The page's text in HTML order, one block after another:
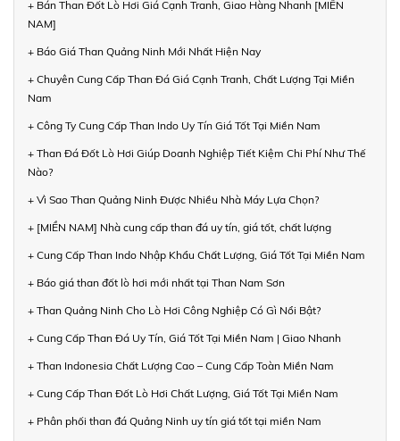
+ Bán Than Đốt Lò Hơi Giá Cạnh Tranh, Giao Hàng Nhanh [MIỀN
NAM]
+ Báo Giá Than Quảng Ninh Mới Nhất Hiện Nay
+ Chuyên Cung Cấp Than Đá Giá Cạnh Tranh, Chất Lượng Tại Miền
Nam
+ Công Ty Cung Cấp Than Indo Uy Tín Giá Tốt Tại Miền Nam
+ Than Đá Đốt Lò Hơi Giúp Doanh Nghiệp Tiết Kiệm Chi Phí Như Thế
Nào?
+ Vì Sao Than Quảng Ninh Được Nhiều Nhà Máy Lựa Chọn?
+ [MIỀN NAM] Nhà cung cấp than đá uy tín, giá tốt, chất lượng
+ Cung Cấp Than Indo Nhập Khẩu Chất Lượng, Giá Tốt Tại Miền Nam
+ Báo giá than đốt lò hơi mới nhất tại Than Nam Sơn
+ Than Quảng Ninh Cho Lò Hơi Công Nghiệp Có Gì Nổi Bật?
+ Cung Cấp Than Đá Uy Tín, Giá Tốt Tại Miền Nam | Giao Nhanh
+ Than Indonesia Chất Lượng Cao – Cung Cấp Toàn Miền Nam
+ Cung Cấp Than Đốt Lò Hơi Chất Lượng, Giá Tốt Tại Miền Nam
+ Phân phối than đá Quảng Ninh uy tín giá tốt tại miền Nam